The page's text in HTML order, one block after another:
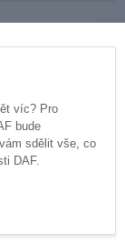
víc? Pro
bude
sdělit vše, co
DAF.